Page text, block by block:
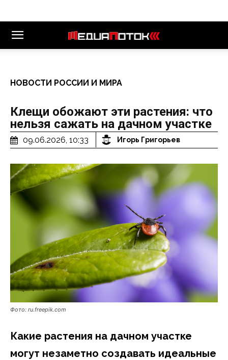
НОВОСТИ РОССИИ И МИРА
Клещи обожают эти растения: что
нельзя сажать на дачном участке
09.06.2026, 10:33 Игорь Григорьев
Фото: ru.freepik.com
Какие растения на дачном участке
могут незаметно создавать идеальные